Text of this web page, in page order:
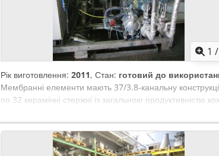
1 /
Рік виготовлення: 2011, Стан: готовий до
Мембранні елементи мають 37/3.8-канальну
по 32 керамічні стержні із загальною
1 шт. стержневий нагрівач, - 2 шт. дренажних
для стисненого повітря, - 1 шт. UF-керамічний
1 шт. щит керування відповідно до VDE 0110/0113
заводі виробника.